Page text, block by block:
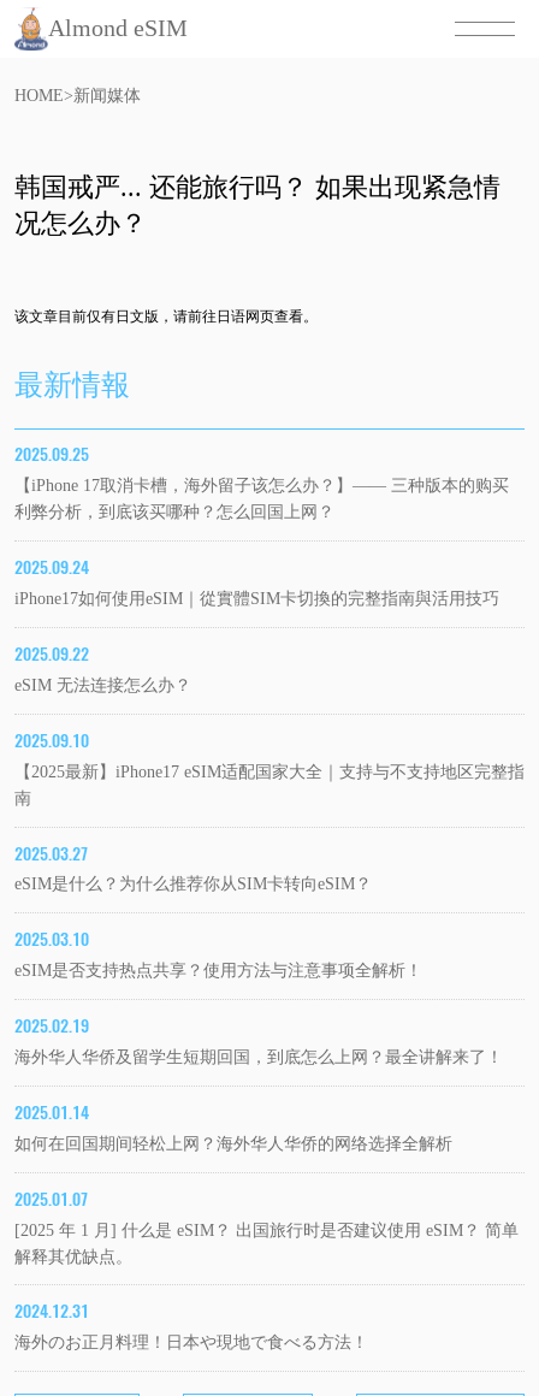
Almond eSIM
HOME>新闻媒体
韩国戒严... 还能旅行吗？ 如果出现紧急情
况怎么办？
该文章目前仅有日文版，请前往日语网页查看。
最新情報
2025.09.25
【iPhone 17取消卡槽，海外留子该怎么办？】—— 三种版本的购买
利弊分析，到底该买哪种？怎么回国上网？
2025.09.24
iPhone17如何使用eSIM｜從實體SIM卡切換的完整指南與活用技巧
2025.09.22
eSIM 无法连接怎么办？
2025.09.10
【2025最新】iPhone17 eSIM适配国家大全｜支持与不支持地区完整指
南
2025.03.27
eSIM是什么？为什么推荐你从SIM卡转向eSIM？
2025.03.10
eSIM是否支持热点共享？使用方法与注意事项全解析！
2025.02.19
海外华人华侨及留学生短期回国，到底怎么上网？最全讲解来了！
2025.01.14
如何在回国期间轻松上网？海外华人华侨的网络选择全解析
2025.01.07
[2025 年 1 月] 什么是 eSIM？ 出国旅行时是否建议使用 eSIM？ 简单
解释其优缺点。
2024.12.31
海外のお正月料理！日本や現地で食べる方法！